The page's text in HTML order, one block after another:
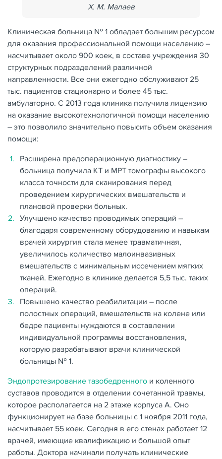
Х. М. Малаев
Клиническая больница № 1 обладает большим ресурсом
для оказания профессиональной помощи населению –
насчитывает около 900 коек, в составе учреждения 30
структурных подразделений различной
направленности. Все они ежегодно обслуживают 25
тыс. пациентов стационарно и более 45 тыс.
амбулаторно. С 2013 года клиника получила лицензию
на оказание высокотехнологичной помощи населению
– это позволило значительно повысить объем оказания
помощи:
Расширена предоперационную диагностику –
больница получила КТ и МРТ томографы высокого
класса точности для сканирования перед
проведением хирургических вмешательств и
плановой проверки больных.
Улучшено качество проводимых операций –
благодаря современному оборудованию и навыкам
врачей хирургия стала менее травматичная,
увеличилось количество малоинвазивных
вмешательств с минимальным иссечением мягких
тканей. Ежегодно в клинике делается 5,5 тыс. таких
операций.
Повышено качество реабилитации – после
полостных операций, вмешательств на колене или
бедре пациенты нуждаются в составлении
индивидуальной программы восстановления,
которую разрабатывают врачи клинической
больницы № 1.
Эндопротезирование тазобедренного и коленного
суставов проводится в отделении сочетанной травмы,
которое располагается на 2 этаже корпуса А. Оно
функционирует на базе больницы с 1 ноября 2011 года,
насчитывает 55 коек. Сегодня в его стенах работает 12
врачей, имеющие квалификацию и большой опыт
работы. Доктора начинали получать клинические